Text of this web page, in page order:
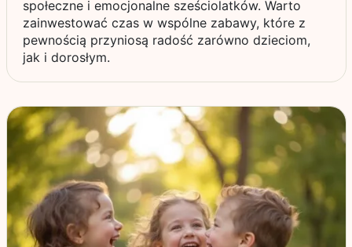
społeczne i emocjonalne sześciolatków. Warto
zainwestować czas w wspólne zabawy, które z
pewnością przyniosą radość zarówno dzieciom,
jak i dorosłym.